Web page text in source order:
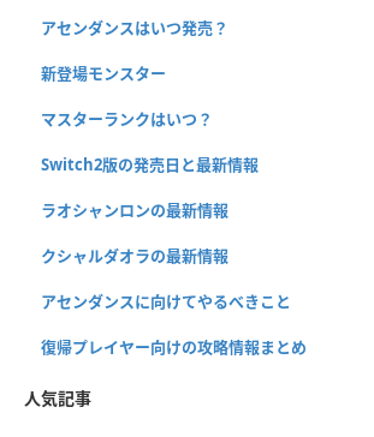
アセンダンスはいつ発売？
新登場モンスター
マスターランクはいつ？
Switch2版の発売日と最新情報
ラオシャンロンの最新情報
クシャルダオラの最新情報
アセンダンスに向けてやるべきこと
復帰プレイヤー向けの攻略情報まとめ
人気記事